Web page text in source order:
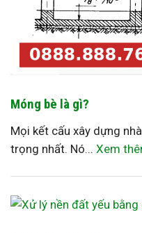
Móng bè là gì?
Mọi kết cấu xây dựng
trọng nhất. Nó... Xem